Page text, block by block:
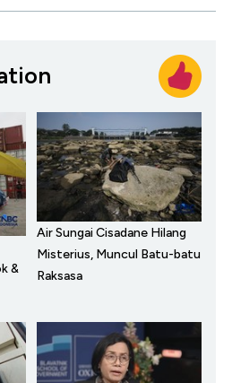
&
Air Sungai Cisadane Hilang
Misterius, Muncul Batu-batu
Raksasa